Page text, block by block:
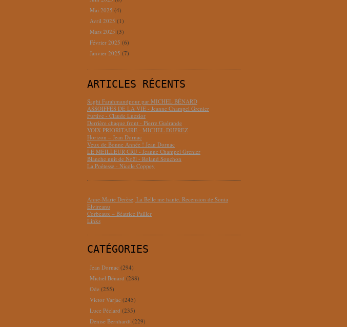
Mai 2025 (4)
Avril 2025 (1)
Mars 2025 (3)
Février 2025 (6)
Janvier 2025 (7)
ARTICLES RÉCENTS
Saghi Farahmandpour par MICHEL BÉNARD
ASSOIFFÉS DE LA VIE - Jeanne Champel Grenier
Furtive - Claude Luezior
Derrière chaque front - Pierre Guérande
VOIX PRIORITAIRE - MICHEL DUPREZ
Horizon – Jean Dornac
Veux de Bonne Année ! Jean Dornac
LE MEILLEUR CRU - Jeanne Champel Grenier
Blanche nuit de Noël - Roland Souchon
La Poétesse - Nicole Coppey
Anne-Marie Derèse, La Belle me hante. Recension de Sonia
Elvireanu
Corbeaux – Béatrice Pailler
Links
CATÉGORIES
Jean Dornac (294)
Michel Bénard (288)
Ode (255)
Victor Varjac (245)
Luce Péclard (235)
Denise Bernhardt (229)